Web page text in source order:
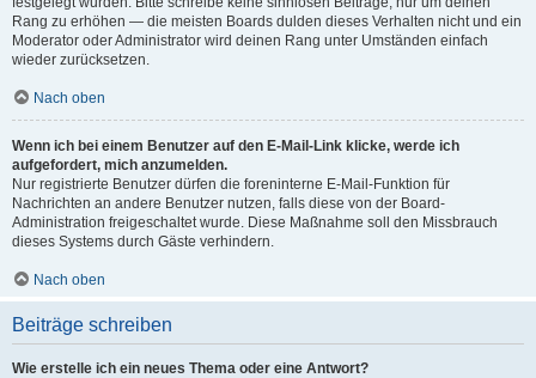
Rang zu erhöhen — die meisten Boards dulden dieses Verhalten nicht und ein
Moderator oder Administrator wird deinen Rang unter Umständen einfach
wieder zurücksetzen.
Nach oben
Wenn ich bei einem Benutzer auf den E-Mail-Link klicke, werde ich
aufgefordert, mich anzumelden.
Nur registrierte Benutzer dürfen die foreninterne E-Mail-Funktion für
Nachrichten an andere Benutzer nutzen, falls diese von der Board-
Administration freigeschaltet wurde. Diese Maßnahme soll den Missbrauch
dieses Systems durch Gäste verhindern.
Nach oben
Beiträge schreiben
Wie erstelle ich ein neues Thema oder eine Antwort?